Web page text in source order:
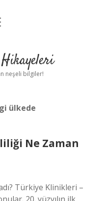
neşeli bilgiler!
ülkede
Ne Zaman
Türkiye Klinikleri –